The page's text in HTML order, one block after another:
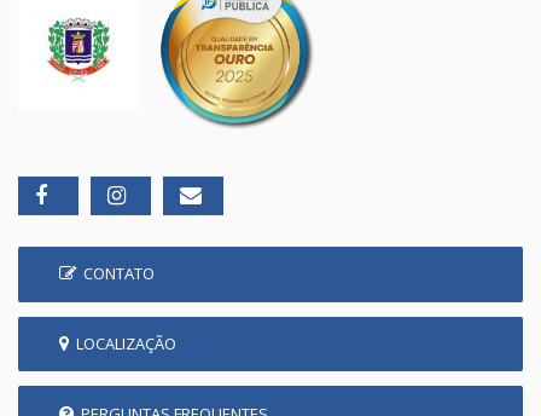
CONTATO
LOCALIZAÇÃO